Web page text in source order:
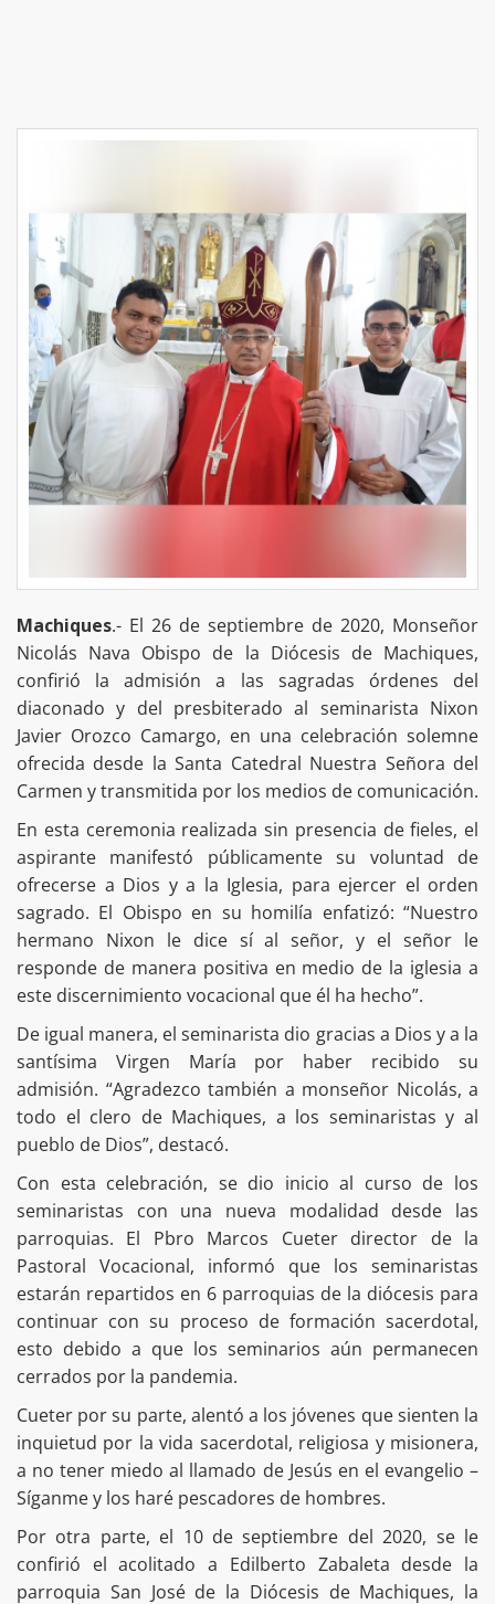
Machiques.- El 26 de septiembre de 2020, Monseñor
Nicolás Nava Obispo de la Diócesis de Machiques,
confirió la admisión a las sagradas órdenes del
diaconado y del presbiterado al seminarista Nixon
Javier Orozco Camargo, en una celebración solemne
ofrecida desde la Santa Catedral Nuestra Señora del
Carmen y transmitida por los medios de comunicación.
En esta ceremonia realizada sin presencia de fieles, el
aspirante manifestó públicamente su voluntad de
ofrecerse a Dios y a la Iglesia, para ejercer el orden
sagrado. El Obispo en su homilía enfatizó: “Nuestro
hermano Nixon le dice sí al señor, y el señor le
responde de manera positiva en medio de la iglesia a
este discernimiento vocacional que él ha hecho”.
De igual manera, el seminarista dio gracias a Dios y a la
santísima Virgen María por haber recibido su
admisión. “Agradezco también a monseñor Nicolás, a
todo el clero de Machiques, a los seminaristas y al
pueblo de Dios”, destacó.
Con esta celebración, se dio inicio al curso de los
seminaristas con una nueva modalidad desde las
parroquias. El Pbro Marcos Cueter director de la
Pastoral Vocacional, informó que los seminaristas
estarán repartidos en 6 parroquias de la diócesis para
continuar con su proceso de formación sacerdotal,
esto debido a que los seminarios aún permanecen
cerrados por la pandemia.
Cueter por su parte, alentó a los jóvenes que sienten la
inquietud por la vida sacerdotal, religiosa y misionera,
a no tener miedo al llamado de Jesús en el evangelio –
Síganme y los haré pescadores de hombres.
Por otra parte, el 10 de septiembre del 2020, se le
confirió el acolitado a Edilberto Zabaleta desde la
parroquia San José de la Diócesis de Machiques, la